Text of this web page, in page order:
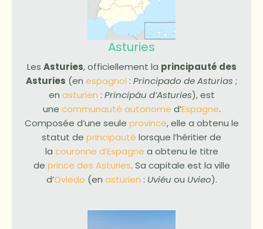
Asturies
Les Asturies, officiellement la principauté des
Asturies (en espagnol : Principado de Asturias ;
en asturien : Principáu d’Asturies), est
une communauté autonome d’Espagne.
Composée d’une seule province, elle a obtenu le
statut de principauté lorsque l’héritier de
la couronne d’Espagne a obtenu le titre
de prince des Asturies. Sa capitale est la ville
d’Oviedo (en asturien : Uviéu ou Uvieo).